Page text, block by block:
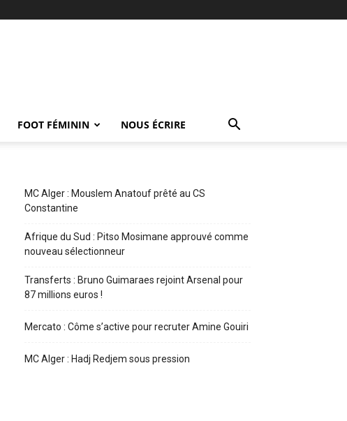
FOOT FÉMININ NOUS ÉCRIRE
MC Alger : Mouslem Anatouf prêté au CS
Constantine
Afrique du Sud : Pitso Mosimane approuvé comme
nouveau sélectionneur
Transferts : Bruno Guimaraes rejoint Arsenal pour
87 millions euros !
Mercato : Côme s’active pour recruter Amine Gouiri
MC Alger : Hadj Redjem sous pression